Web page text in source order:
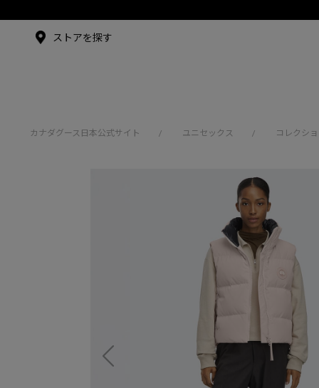
アンバサダー
ストアを探す
カナダグース日本公式サイト / ユニセックス / コレクシ